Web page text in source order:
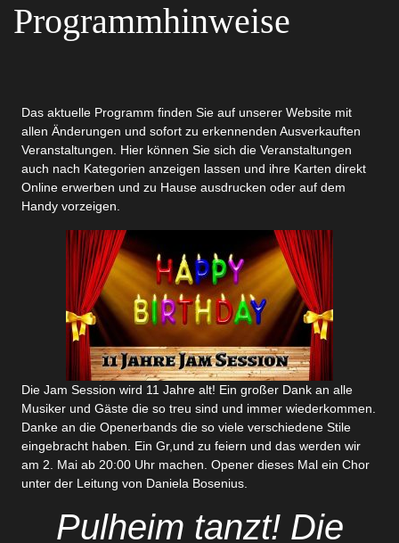
Programmhinweise
Das aktuelle Programm finden Sie auf unserer Website mit
allen Änderungen und sofort zu erkennenden Ausverkauften
Veranstaltungen. Hier können Sie sich die Veranstaltungen
auch nach Kategorien anzeigen lassen und ihre Karten direkt
Online erwerben und zu Hause ausdrucken oder auf dem
Handy vorzeigen.
Die Jam Session wird 11 Jahre alt! Ein großer Dank an alle
Musiker und Gäste die so treu sind und immer wiederkommen.
Danke an die Openerbands die so viele verschiedene Stile
eingebracht haben. Ein Gr,und zu feiern und das werden wir
am 2. Mai ab 20:00 Uhr machen. Opener dieses Mal ein Chor
unter der Leitung von Daniela Bosenius.
Pulheim tanzt! Die